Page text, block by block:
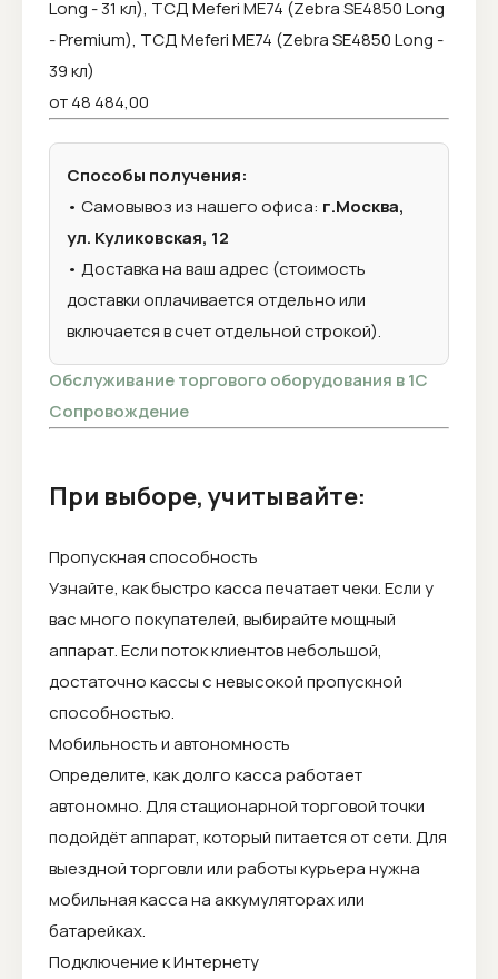
Long - 31 кл), ТСД Meferi ME74 (Zebra SE4850 Long
- Premium), ТСД Meferi ME74 (Zebra SE4850 Long -
39 кл)
от 48 484,00
Способы получения:
• Самовывоз из нашего офиса: г.Москва,
ул. Куликовская, 12
• Доставка на ваш адрес (стоимость
доставки оплачивается отдельно или
включается в счет отдельной строкой).
Обслуживание торгового оборудования в 1С
Сопровождение
При выборе, учитывайте:
Пропускная способность
Узнайте, как быстро касса печатает чеки. Если у
вас много покупателей, выбирайте мощный
аппарат. Если поток клиентов небольшой,
достаточно кассы с невысокой пропускной
способностью.
Мобильность и автономность
Определите, как долго касса работает
автономно. Для стационарной торговой точки
подойдёт аппарат, который питается от сети. Для
выездной торговли или работы курьера нужна
мобильная касса на аккумуляторах или
батарейках.
Подключение к Интернету